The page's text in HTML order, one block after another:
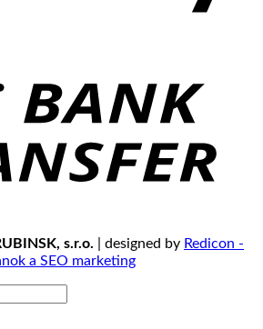
s.r.o. | designed by Redicon -
a SEO marketing